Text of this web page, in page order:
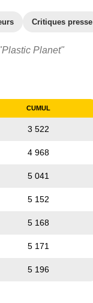
Critiques presse
Planet"
CUMUL
3 522
4 968
5 041
5 152
5 168
5 171
5 196